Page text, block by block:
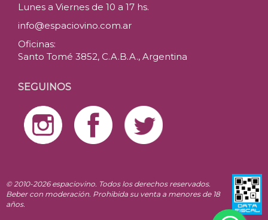
Lunes a Viernes de 10 a 17 hs.
info@espaciovino.com.ar
Oficinas:
Santo Tomé 3852, C.A.B.A., Argentina
SEGUINOS
© 2010-2026 espaciovino. Todos los derechos reservados.
Beber con moderación. Prohibida su venta a menores de 18
años.